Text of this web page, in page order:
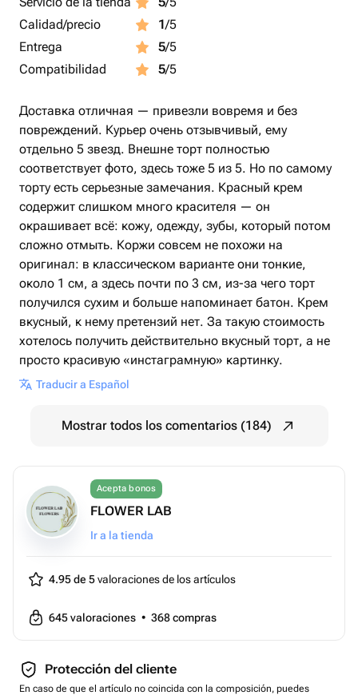
Calidad/precio
1/5
Entrega
5/5
Compatibilidad
5/5
Доставка отличная — привезли вовремя и без
повреждений. Курьер очень отзывчивый, ему
отдельно 5 звезд. Внешне торт полностью
соответствует фото, здесь тоже 5 из 5. Но по самому
торту есть серьезные замечания. Красный крем
содержит слишком много красителя — он
окрашивает всё: кожу, одежду, зубы, который потом
сложно отмыть. Коржи совсем не похожи на
оригинал: в классическом варианте они тонкие,
около 1 см, а здесь почти по 3 см, из-за чего торт
получился сухим и больше напоминает батон. Крем
вкусный, к нему претензий нет. За такую стоимость
хотелось получить действительно вкусный торт, а не
просто красивую «инстаграмную» картинку.
Traducir a Español
Mostrar todos los comentarios (184)
Acepta bonos
FLOWER LAB
Ir a la tienda
4.95 de 5valoraciones de los artículos
645valoraciones • 368compras
Protección del cliente
En caso de que el artículo no coincida con la composición, puedes